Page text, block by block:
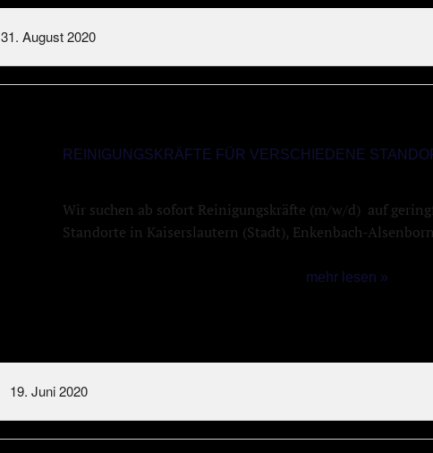
31. August 2020
REINIGUNGSKRÄFTE FÜR VERSCHIEDENE
Wir suchen ab sofort Reinigungskräfte (m/w/d) auf
Standorte in Kaiserslautern (Stadt), Enkenbach-
mehr lesen »
19. Juni 2020